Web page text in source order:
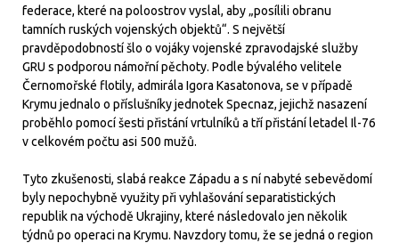
federace, které na poloostrov vyslal, aby „posílili obranu
tamních ruských vojenských objektů“. S největší
pravděpodobností šlo o vojáky vojenské zpravodajské služby
GRU s podporou námořní pěchoty. Podle bývalého velitele
Černomořské flotily, admirála Igora Kasatonova, se v případě
Krymu jednalo o příslušníky jednotek Specnaz, jejichž nasazení
proběhlo pomocí šesti přistání vrtulníků a tří přistání letadel Il-76
v celkovém počtu asi 500 mužů.
Tyto zkušenosti, slabá reakce Západu a s ní nabyté sebevědomí
byly nepochybně využity při vyhlašování separatistických
republik na východě Ukrajiny, které následovalo jen několik
týdnů po operaci na Krymu. Navzdory tomu, že se jedná o region